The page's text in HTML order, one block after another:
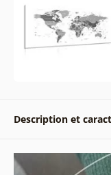
Description et